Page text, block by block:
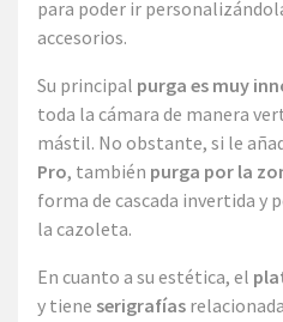
para poder ir
accesorios.
Su principal purga es muy
toda la cámara de manera
mástil. No obstante, si le
Pro, también purga por la
forma de cascada invertida y
la cazoleta.
En cuanto a su estética, el
y tiene serigrafías